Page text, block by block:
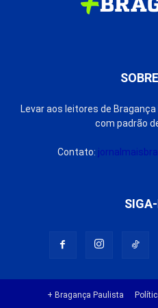
Levar aos leitores de
com padrão
Contato:
+ Bragança Paulista